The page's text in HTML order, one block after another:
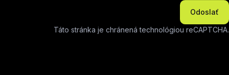
Odoslať
Táto stránka je chránená technológiou reCAPTCHA.